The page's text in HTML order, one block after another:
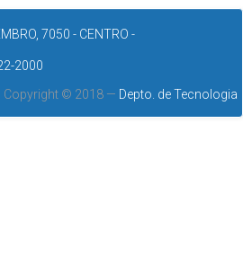
7050 - CENTRO -
2000
Copyright © 2018 — Depto. de Tecnologia